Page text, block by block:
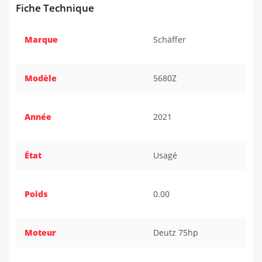
Fiche Technique
Marque Schäffer
Modèle 5680Z
Année 2021
État Usagé
Poids 0.00
Moteur Deutz 75hp